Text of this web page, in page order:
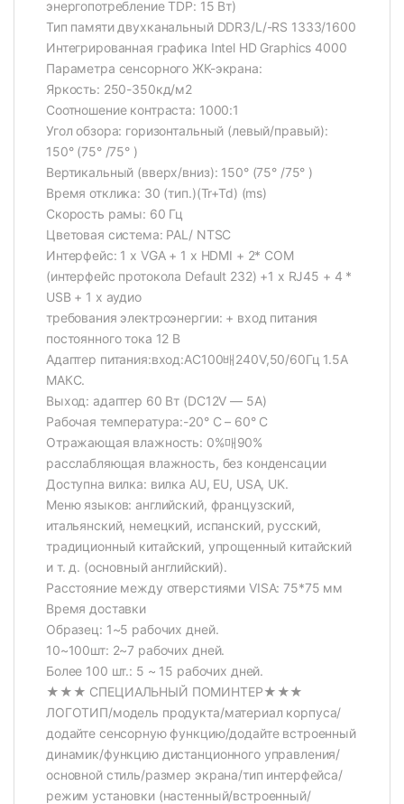
энергопотребление TDP: 15 Вт)
Тип памяти двухканальный DDR3/L/-RS 1333/1600
Интегрированная графика Intel HD Graphics 4000
Параметра сенсорного ЖК-экрана:
Яркость: 250-350кд/м2
Соотношение контраста: 1000:1
Угол обзора: горизонтальный (левый/правый):
150° (75° /75° )
Вертикальный (вверх/вниз): 150° (75° /75° )
Время отклика: 30 (тип.)(Tr+Td) (ms)
Скорость рамы: 60 Гц
Цветовая система: PAL/ NTSC
Интерфейс: 1 x VGA + 1 x HDMI + 2* COM
(интерфейс протокола Default 232) +1 x RJ45 + 4 *
USB + 1 x аудио
требования электроэнергии: + вход питания
постоянного тока 12 В
Адаптер питания:вход:AC100배240V,50/60Гц 1.5А
МАКС.
Выход: адаптер 60 Вт (DC12V — 5A)
Рабочая температура:-20° C – 60° C
Отражающая влажность: 0%매90%
расслабляющая влажность, без конденсации
Доступна вилка: вилка AU, EU, USA, UK.
Меню языков: английский, французский,
итальянский, немецкий, испанский, русский,
традиционный китайский, упрощенный китайский
и т. д. (основный английский).
Расстояние между отверстиями VISA: 75*75 мм
Время доставки
Образец: 1~5 рабочих дней.
10~100шт: 2~7 рабочих дней.
Более 100 шт.: 5 ~ 15 рабочих дней.
★★★ СПЕЦИАЛЬНЫЙ ПОМИНТЕР★★★
ЛОГОТИП/модель продукта/материал корпуса/
додайте сенсорную функцию/додайте встроенный
динамик/функцию дистанционного управления/
основной стиль/размер экрана/тип интерфейса/
режим установки (настенный/встроенный/